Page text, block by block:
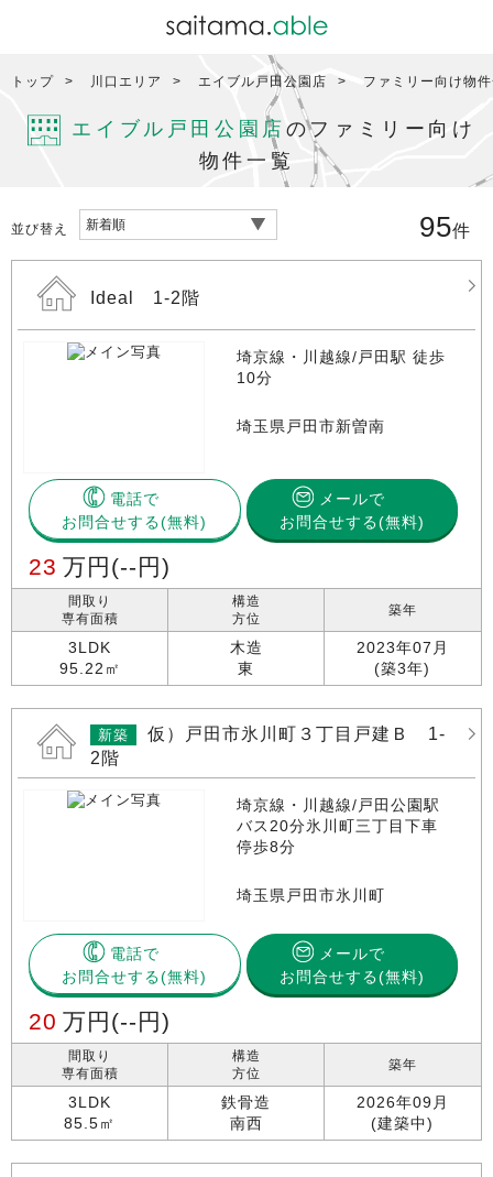
トップ 川口エリア エイブル戸田公園店 ファミリー向け物
エイブル戸田公園店 のファミリー向け
物件一覧
並び替え 95件
Ideal 1-2階
埼京線・川越線/戸田駅 徒歩
10分
埼玉県戸田市新曽南
電話で
お問合せする
メールで
お問合せする(無料)
23 万円 (--円)
間取り
専有面積
3LDK
95.22㎡
構造
方位
木造
東
築年
2023年07月
(築3年)
新築
仮）戸田市氷川町３丁目戸建Ｂ 1-
2階
埼京線・川越線/戸田公園駅
バス20分氷川町三丁目下車
停歩8分
埼玉県戸田市氷川町
電話で
お問合せする
メールで
お問合せする(無料)
20 万円 (--円)
間取り
専有面積
3LDK
85.5㎡
構造
方位
鉄骨造
南西
築年
2026年09月
(建築中)